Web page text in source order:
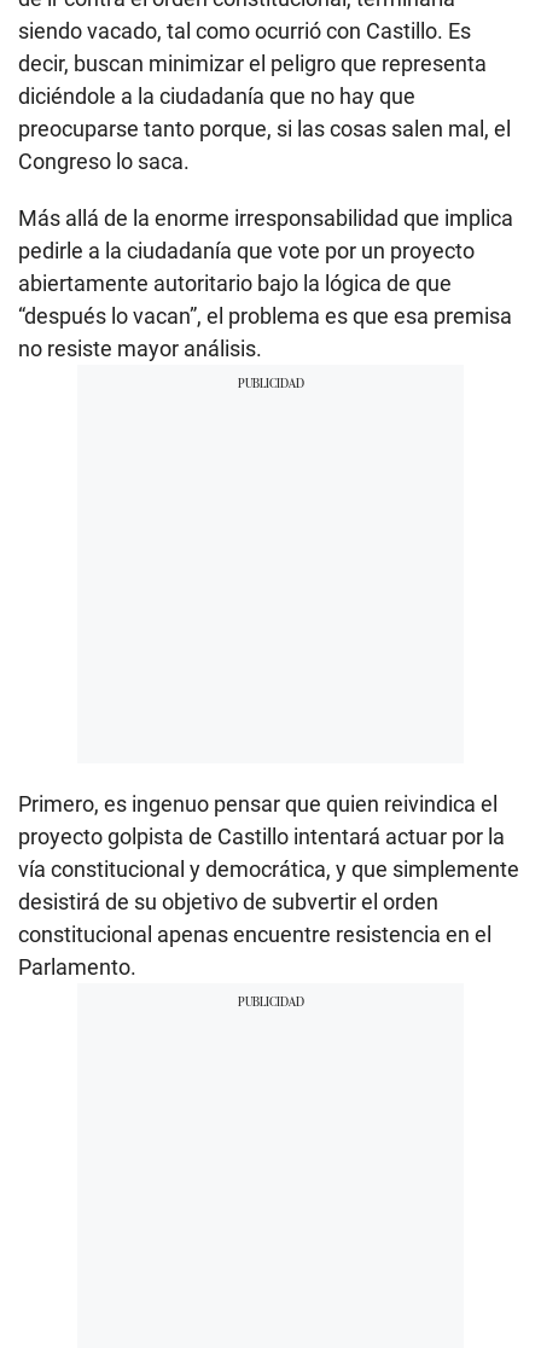
siendo vacado, tal como ocurrió con Castillo. Es
decir, buscan minimizar el peligro que representa
diciéndole a la ciudadanía que no hay que
preocuparse tanto porque, si las cosas salen mal, el
Congreso lo saca.
Más allá de la enorme irresponsabilidad que implica
pedirle a la ciudadanía que vote por un proyecto
abiertamente autoritario bajo la lógica de que
“después lo vacan”, el problema es que esa premisa
no resiste mayor análisis.
Primero, es ingenuo pensar que quien reivindica el
proyecto golpista de Castillo intentará actuar por la
vía constitucional y democrática, y que simplemente
desistirá de su objetivo de subvertir el orden
constitucional apenas encuentre resistencia en el
Parlamento.